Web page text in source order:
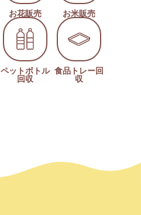
お花販売 お米販売
ペットボトル
回収
食品トレー回
収